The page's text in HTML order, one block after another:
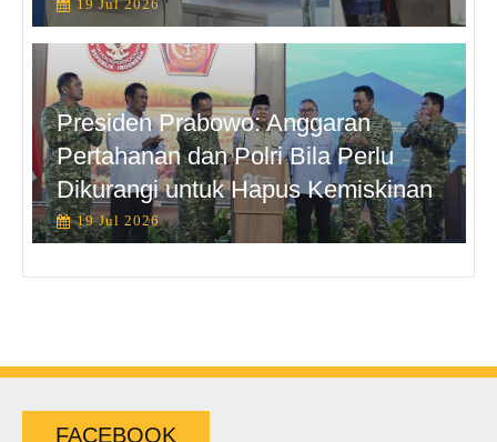
19 Jul 2026
Presiden Prabowo: Anggaran
Pertahanan dan Polri Bila Perlu
Dikurangi untuk Hapus Kemiskinan
19 Jul 2026
FACEBOOK